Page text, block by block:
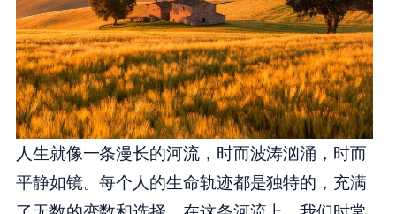
人生就像一条漫长的河流，时而波涛汹涌，时而
平静如镜。每个人的生命轨迹都是独特的，充满